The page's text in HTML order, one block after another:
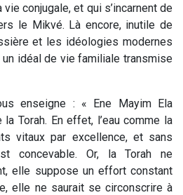
conjugale, et qui s’incarnent de
le Mikvé. Là encore, inutile de
et les idéologies modernes
un idéal de vie familiale transmise
enseigne : « Ene Mayim Ela
la Torah. En effet, l’eau comme la
vitaux par excellence, et sans
concevable. Or, la Torah ne
elle suppose un effort constant
elle ne saurait se circonscrire à